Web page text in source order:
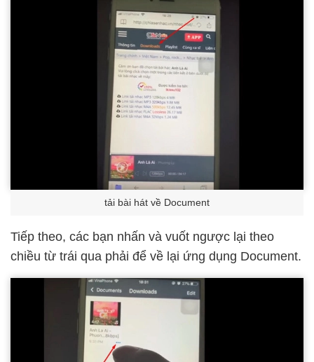
tải bài hát về Document
Tiếp theo, các bạn nhấn và vuốt ngược lại theo
chiều từ trái qua phải để về lại ứng dụng Document.